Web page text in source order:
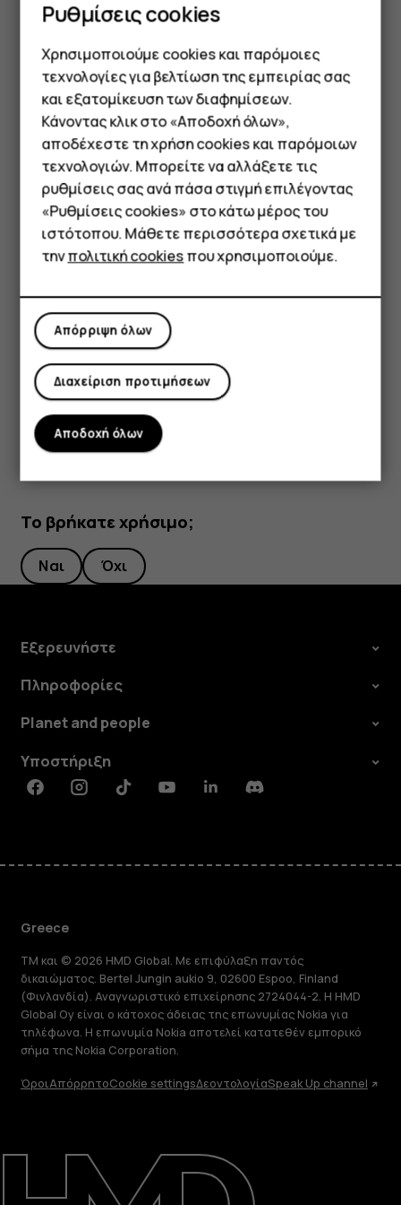
Smartphone
Τηλέφωνα απλής χρήσης
Tablet
Επισκευή, επαναχρησιμοποίηση,
ανακύκλωση
email.
Ανάγνωση και απάντηση σε email
Πατήστε Gmail
Πατήστε το μήνυμα που θέλετε να διαβάσετε.
Για να απαντήσετε στο μήνυμα, πατήστεreply
πατήστεmore_vert>Απάντηση σε όλους.
Διαγραφή email
ΠατήστεGmail.
Πατήστε το μήνυμα που θέλετε να διαγράψετε και
πατήστε delete.
Για να διαγράψετε πολλαπλά μηνύματα, πατήστε
στον κύκλο με τα αρχικών των παραληπτών για να
επιλέξετε μηνύματα και πατήστε
Το βρήκατε χρήσιμο;
Ναι Όχι
Εξερευνήστε
Πληροφορίες
Planet and people
Υποστήριξη
FacebookInstagramTiktokYoutubeLinkedinDiscord
Greece
TM και © 2026 HMD Global. Με επιφύλαξη παντός
δικαιώματος. Bertel Jungin aukio 9, 02600 Espoo, Finland
(Φινλανδία). Αναγνωριστικό επιχείρησης 2724044-2. Η HMD
Global Oy είναι ο κάτοχος άδειας της επωνυμίας Nokia για
τηλέφωνα. Η επωνυμία Nokia αποτελεί κατατεθέν εμπορικό
σήμα της Nokia Corporation.
ΌροιΑπόρρητοCookie settingsΔεοντολογίαSpeak Up channel
Ρυθμίσεις cookies
Χρησιμοποιούμε cookies και παρόμοιες
τεχνολογίες για βελτίωση της εμπειρίας σας
και εξατομίκευση των διαφημίσεων.
Κάνοντας κλικ στο «Αποδοχή όλων»,
αποδέχεστε τη χρήση cookies και παρόμοιων
τεχνολογιών. Μπορείτε να αλλάξετε τις
ρυθμίσεις σας ανά πάσα στιγμή επιλέγοντας
«Ρυθμίσεις cookies» στο κάτω μέρος του
ιστότοπου. Μάθετε περισσότερα σχετικά με
τηνπολιτική cookiesπου χρησιμοποιούμε.
Απόρριψη όλων
Διαχείριση προτιμήσεων
Αποδοχή όλων